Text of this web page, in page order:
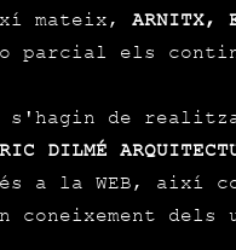
mateix, ARNITX,
parcial els
s'hagin de
DILMÉ
a la WEB, així
coneixement